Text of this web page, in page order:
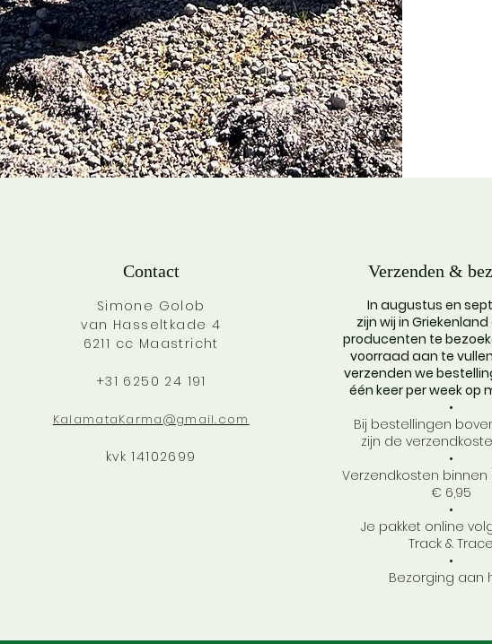
Contact
Simone Golob
van Hasseltkade 4
6211 cc Maastricht
+31 6250 24 191
KalamataKarma@gmail.com
kvk 14102699
Verzenden &
In augustus en
zijn wij in
producenten te
voorraad aan te
verzenden we
één keer per week op
•
Bij bestellingen
zijn de
•
Verzendkosten binnen
€ 6,95
•
Je pakket online
Track & Trace
•
Bezorging aan